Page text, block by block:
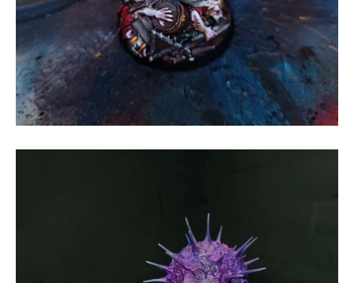
Figura de enano pelirrojo